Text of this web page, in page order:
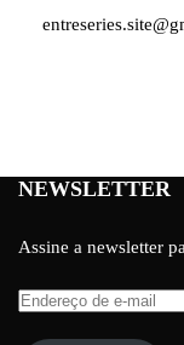
NEWSLETTER
Assine a newsletter
Endereço